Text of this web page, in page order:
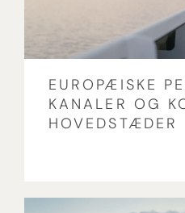
EUROPÆISKE
KANALER OG
HOVEDSTÆDER